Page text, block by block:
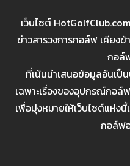
เว็บไซต์
ข่าวสารวงการกอล์ฟ เคียง
กอล์
ที่เน้นนำเสนอข้อมูลอันเป็
เฉพาะเรื่องของอุปกรณ์กอล์
เพื่อมุ่งหมายให้เว็บไซต์แห่
กอล์ฟ